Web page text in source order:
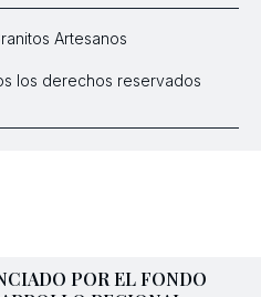
Artesanos
los derechos reservados
POR EL FONDO